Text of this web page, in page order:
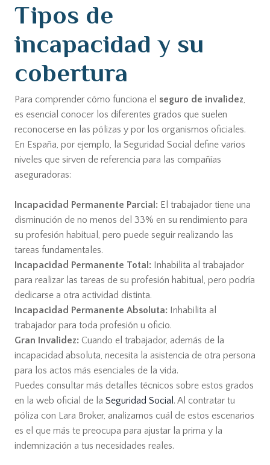
Tipos de
incapacidad y su
cobertura
Para comprender cómo funciona el seguro de invalidez,
es esencial conocer los diferentes grados que suelen
reconocerse en las pólizas y por los organismos oficiales.
En España, por ejemplo, la Seguridad Social define varios
niveles que sirven de referencia para las compañías
aseguradoras:
Incapacidad Permanente Parcial:El trabajador tiene una
disminución de no menos del 33% en su rendimiento para
su profesión habitual, pero puede seguir realizando las
tareas fundamentales.
Incapacidad Permanente Total:Inhabilita al trabajador
para realizar las tareas de su profesión habitual, pero podría
dedicarse a otra actividad distinta.
Incapacidad Permanente Absoluta:Inhabilita al
trabajador para toda profesión u oficio.
Gran Invalidez:Cuando el trabajador, además de la
incapacidad absoluta, necesita la asistencia de otra persona
para los actos más esenciales de la vida.
Puedes consultar más detalles técnicos sobre estos grados
en la web oficial de la Seguridad Social . Al contratar tu
póliza con Lara Broker, analizamos cuál de estos escenarios
es el que más te preocupa para ajustar la prima y la
indemnización a tus necesidades reales.